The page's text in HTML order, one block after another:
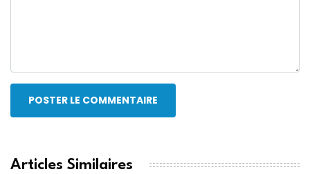
POSTER LE COMMENTAIRE
Articles Similaires